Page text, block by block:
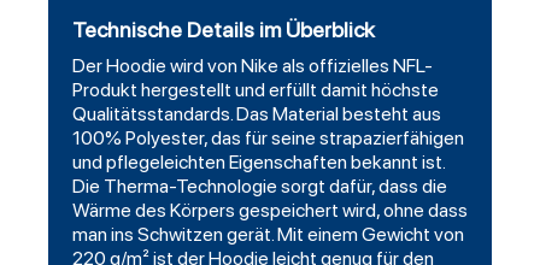
Technische Details im Überblick
Der Hoodie wird von Nike als offizielles NFL-
Produkt hergestellt und erfüllt damit höchste
Qualitätsstandards. Das Material besteht aus
100% Polyester, das für seine strapazierfähigen
und pflegeleichten Eigenschaften bekannt ist.
Die Therma-Technologie sorgt dafür, dass die
Wärme des Körpers gespeichert wird, ohne dass
man ins Schwitzen gerät. Mit einem Gewicht von
220 g/m² ist der Hoodie leicht genug für den